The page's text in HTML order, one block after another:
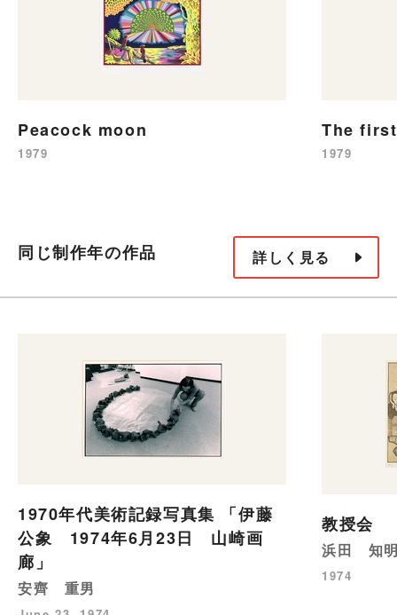
Peacock moon
1979
The
1979
同じ制作年の作品 詳しく見る
1970年代美術記録写真集 「伊藤
公象 1974年6月23日 山崎画
廊」
安齊 重男
教授会
浜田 知
1974